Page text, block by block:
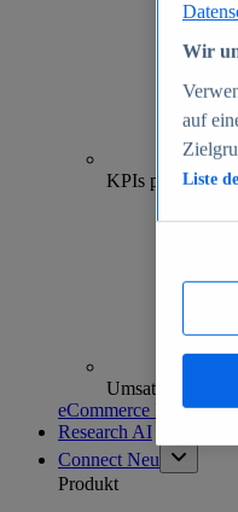
KPIs pro Shop
Umsatzanalysen
eCommerce Insights
Research AI
Connect Neu
Produkt
Wir
auf
Liste